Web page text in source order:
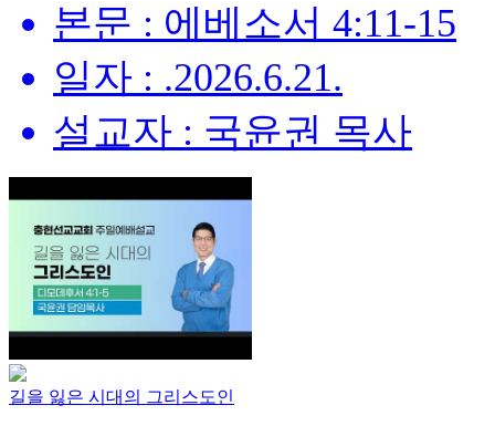
본문 : 에베소서 4:11-15
일자 : .2026.6.21.
설교자 : 국윤권 목사
길을 잃은 시대의 그리스도인